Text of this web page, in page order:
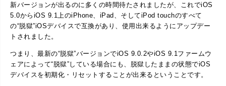
新バージョンが出るのに多くの時間待たされましたが、これでiOS
5.0からiOS 9.1上のiPhone、iPad、そしてiPod touchのすべて
の“脱獄”iOSデバイスで互換があり、使用出来るようにアップデー
トされました。
つまり、最新の“脱獄”バージョンでiOS 9.0.2やiOS 9.1ファームウ
ェアによって“脱獄”している場合にも、脱獄したままの状態でiOS
デバイスを初期化・リセットすることが出来るということです。